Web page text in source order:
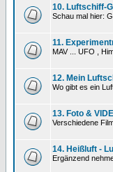
10. Luftschiff-
Schau mal hier:
11.
MAV ... UFO ,
12. Mein
Wo gibt es ein
13. Foto &
Verschiedene
14. Heißluft -
Ergänzend